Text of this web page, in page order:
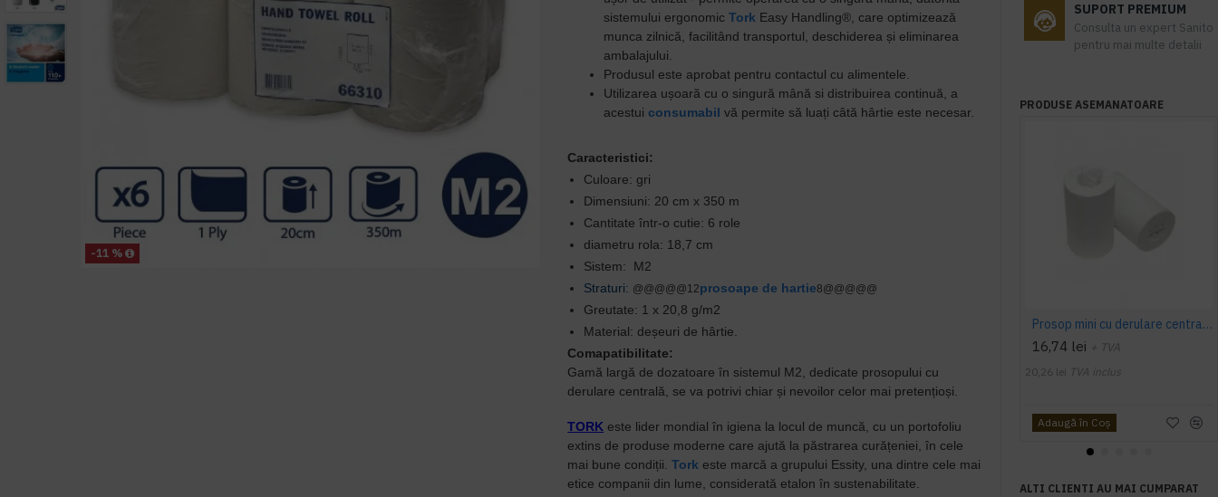
-11 %
sistemului ergonomicTork Easy Handling®, care optimizează
munca zilnică, facilitând transportul, deschiderea și eliminarea
ambalajului.
Produsul este aprobat pentru contactul cu alimentele.
Utilizarea ușoară cu o singură mână si distribuirea continuă, a
acestui consumabil vă permite să luați câtă hârtie este necesar.
Caracteristici:
Culoare: gri
Dimensiuni: 20 cm x 350 m
Cantitate într-o cutie: 6 role
diametru rola: 18,7 cm
Sistem:
M2
Straturi: @@@@@12prosoape de hartie8@@@@@
Greutate: 1 x 20,8 g/m2
Material: deșeuri de hârtie.
Comapatibilitate:
Gamă largă de dozatoare în sistemul M2,
dedicate prosopului cu
derulare centrală , se va potrivi chiar și nevoilor celor mai pretențioși.
TORK este lider mondial în igiena la locul de muncă, cu un portofoliu
extins de produse moderne care ajută la păstrarea curățeniei, în cele
mai bune condiții.Tork este marcă a grupului Essity, una dintre cele mai
etice companii din lume, considerată etalon în sustenabilitate.
SUPORT PREMIUM
Consulta un expert Sanito
pentru mai multe detalii
PRODUSE ASEMANATOARE
Prosop mini cu derulare centrala 1 pliu, 120 m Tork
16,74 lei + TVA
20,26 lei TVA inclus
Adaugă în Coş
ALTI CLIENTI AU MAI CUMPARAT